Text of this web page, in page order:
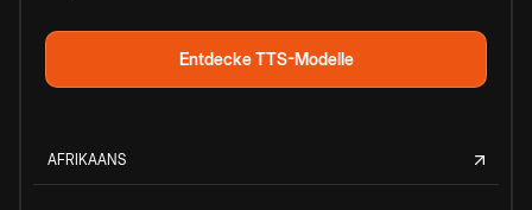
Entdecke TTS-Modelle
AFRIKAANS